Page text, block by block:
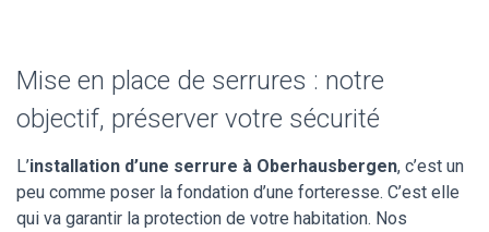
Mise en place de serrures : notre
objectif, préserver votre sécurité
L’installation d’une serrure à Oberhausbergen, c’est un
peu comme poser la fondation d’une forteresse. C’est elle
qui va garantir la protection de votre habitation. Nos